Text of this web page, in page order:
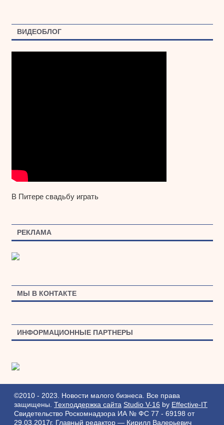
ВИДЕОБЛОГ
В Питере свадьбу играть
РЕКЛАМА
МЫ В КОНТАКТЕ
ИНФОРМАЦИОННЫЕ ПАРТНЕРЫ
©2010 - 2023. Новости малого бизнеса. Все права
защищены. Техподдержка сайта Studio V-16 by Effective-IT
Свидетельство Роскомнадзора ИА № ФС 77 - 69198 от
29.03.2017г.